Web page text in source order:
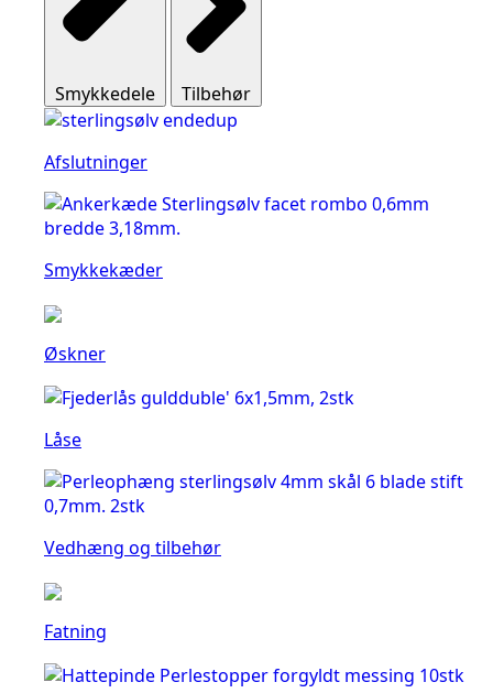
Smykkedele Tilbehør
Afslutninger
Smykkekæder
Øskner
Låse
Vedhæng og tilbehør
Fatning